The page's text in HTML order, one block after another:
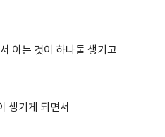
아는 것이 하나둘 생기고
생기게 되면서